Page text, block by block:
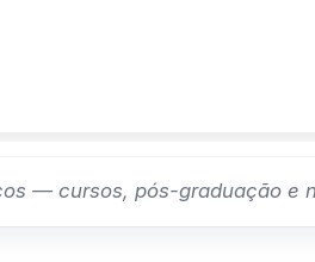
— cursos, pós-graduação e